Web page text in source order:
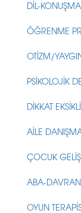
DİL-
ÖĞRENME
OTİZM/
PSİKOLOJİK
DİKKAT
AİLE
ÇOCUK
ABA-
OYUN